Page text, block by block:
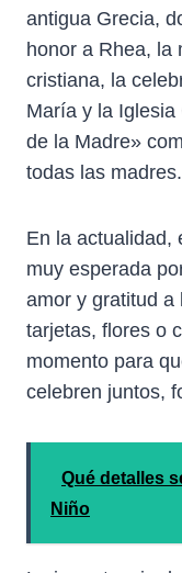
antigua Grecia,
honor a Rhea, la
cristiana, la
María y la
de la Madre»
todas las madres.
En la actualidad,
muy esperada
amor y gratitud a
tarjetas, flores o
momento para
celebren juntos,
Qué detalles
Niño